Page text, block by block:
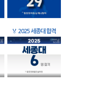
🏅 2025 세종대 합격